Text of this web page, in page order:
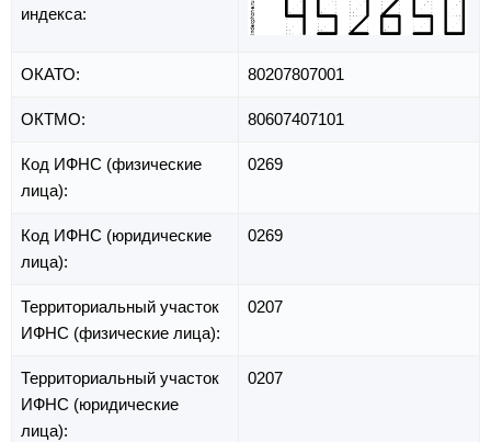
индекса:
ОКАТО: 80207807001
ОКТМО: 80607407101
Код ИФНС (физические
лица):
0269
Код ИФНС (юридические
лица):
0269
Территориальный участок
ИФНС (физические лица):
0207
Территориальный участок
ИФНС (юридические
лица):
0207